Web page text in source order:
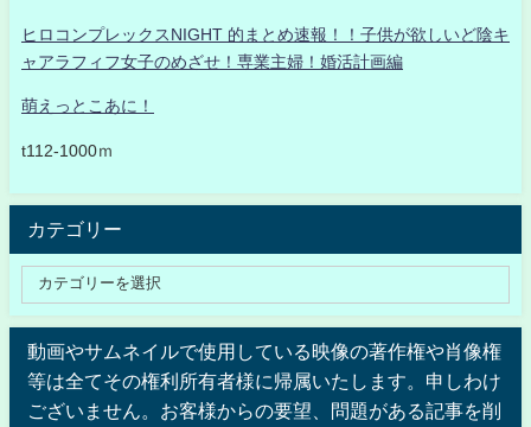
ヒロコンプレックスNIGHT 的まとめ速報！！子供が欲しいど陰キ
ャアラフィフ女子のめざせ！専業主婦！婚活計画編
萌えっとこあに！
t112-1000ｍ
カテゴリー
動画やサムネイルで使用している映像の著作権や肖像権
等は全てその権利所有者様に帰属いたします。申しわけ
ございません。お客様からの要望、問題がある記事を削